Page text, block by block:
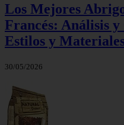
Los Mejores
Francés: Análisis
Estilos y
30/05/2026